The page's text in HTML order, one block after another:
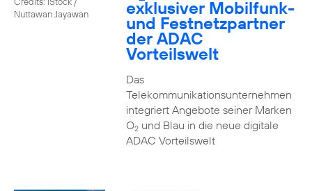
Nuttawan Jayawan
exklusiver Mobilfunk-
und Festnetzpartner
der ADAC
Vorteilswelt
Das
Telekommunikationsunternehmen
integriert Angebote seiner Marken
O2und Blau in die neue digitale
ADAC Vorteilswelt